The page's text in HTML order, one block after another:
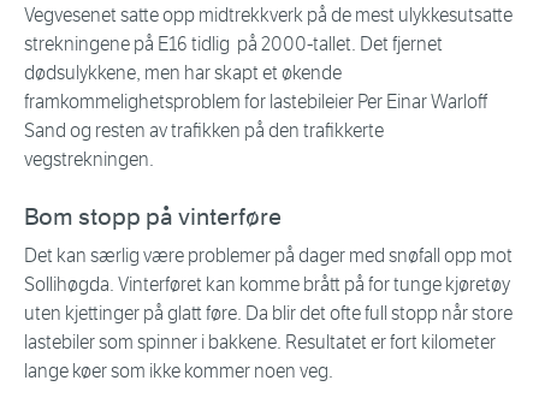
Vegvesenet satte opp midtrekkverk på de mest ulykkesutsatte
strekningene på E16 tidlig på 2000-tallet. Det fjernet
dødsulykkene, men har skapt et økende
framkommelighetsproblem for lastebileier Per Einar Warloff
Sand og resten av trafikken på den trafikkerte
vegstrekningen.
Bom stopp på vinterføre
Det kan særlig være problemer på dager med snøfall opp mot
Sollihøgda. Vinterføret kan komme brått på for tunge kjøretøy
uten kjettinger på glatt føre. Da blir det ofte full stopp når store
lastebiler som spinner i bakkene. Resultatet er fort kilometer
lange køer som ikke kommer noen veg.